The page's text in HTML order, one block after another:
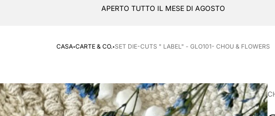
CONSEGNA AL LOCKER INPOST
CASA·CARTE & CO.·SET DIE-CUTS " LABEL" - GLO101- CHOU & FLOWERS